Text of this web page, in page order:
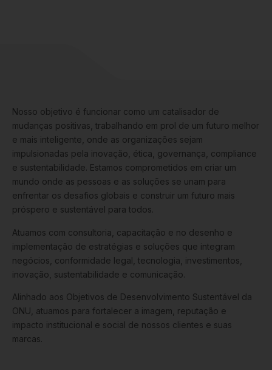
Nosso objetivo é funcionar como um catalisador de
mudanças positivas, trabalhando em prol de um futuro melhor
e mais inteligente, onde as organizações sejam
impulsionadas pela inovação, ética, governança, compliance
e sustentabilidade. Estamos comprometidos em criar um
mundo onde as pessoas e as soluções se unam para
enfrentar os desafios globais e construir um futuro mais
próspero e sustentável para todos.
Atuamos com consultoria, capacitação e no desenho e
implementação de estratégias e soluções que integram
negócios, conformidade legal, tecnologia, investimentos,
inovação, sustentabilidade e comunicação.
Alinhado aos Objetivos de Desenvolvimento Sustentável da
ONU, atuamos para fortalecer a imagem, reputação e
impacto institucional e social de nossos clientes e suas
marcas.